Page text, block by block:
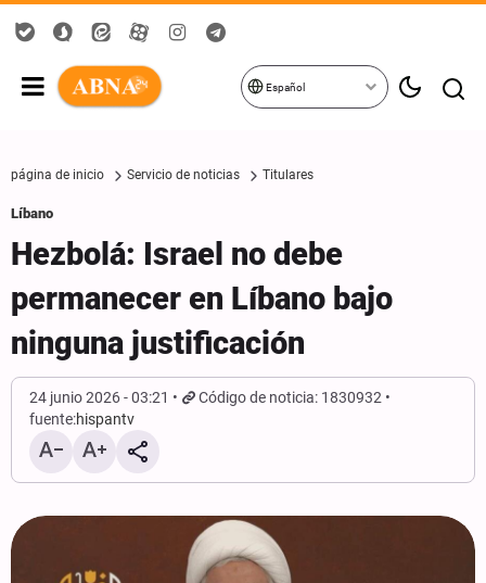
Español
página de inicio Servicio de noticias Titulares
Líbano
Hezbolá: Israel no debe
permanecer en Líbano bajo
ninguna justificación
24 junio 2026 - 03:21
Código de noticia: 1830932
fuente:hispantv